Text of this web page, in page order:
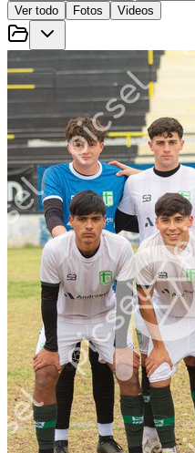
Ver todo
Fotos Videos